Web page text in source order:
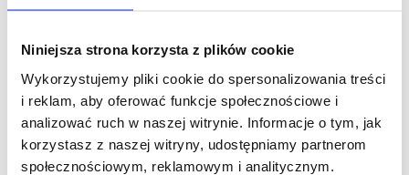
Niniejsza strona korzysta z plików cookie
Wykorzystujemy pliki cookie do spersonalizowania treści
i reklam, aby oferować funkcje społecznościowe i
analizować ruch w naszej witrynie. Informacje o tym, jak
korzystasz z naszej witryny, udostępniamy partnerom
społecznościowym, reklamowym i analitycznym.
Język obcy z elementami terminologii specjalistycznej
MECHATRONIKA
Sylabusy przedmiotów objętych procedurą potwierdzania
efektów uczenia się dla kierunku mechatronika znajdują się